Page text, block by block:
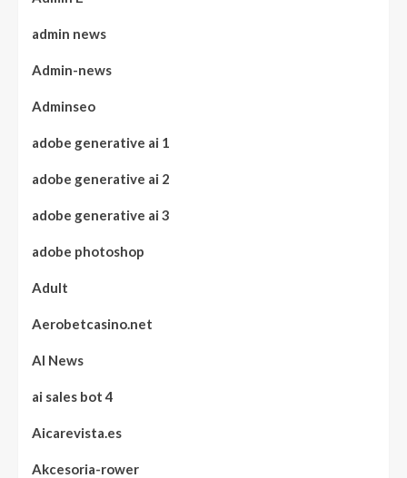
admin news
Admin-news
Adminseo
adobe generative ai 1
adobe generative ai 2
adobe generative ai 3
adobe photoshop
Adult
Aerobetcasino.net
AI News
ai sales bot 4
Aicarevista.es
Akcesoria-rower